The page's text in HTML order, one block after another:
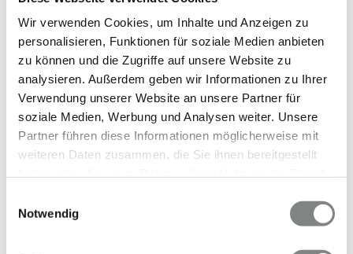
Wir verwenden Cookies, um Inhalte und Anzeigen zu
personalisieren, Funktionen für soziale Medien anbieten
zu können und die Zugriffe auf unsere Website zu
analysieren. Außerdem geben wir Informationen zu Ihrer
Verwendung unserer Website an unsere Partner für
soziale Medien, Werbung und Analysen weiter. Unsere
Partner führen diese Informationen möglicherweise mit
weiteren Daten zusammen, die Sie ihnen bereitgestellt
Cookies, wenn Sie unsere Webseite weiterhin nutzen.
Notwendig
Mainz Ober Olm Reilingen Frankfurt am Main Nußloch
Meckesheim Ginsheim-Gustavsburg Worms Wiesloch
Edingen-Neckarhausen
Bürstadt Harxheim
Nieder-Hilbersheim
Hochheim am Main Waldbrunn
Wiesbaden
Ludwigshafen am Rhein
Mannheim
Neckargemünd
Mosbach
Eppelheim